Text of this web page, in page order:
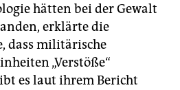
hätten bei der Gewalt
erklärte die
dass militärische
„Verstöße“
es laut ihrem Bericht